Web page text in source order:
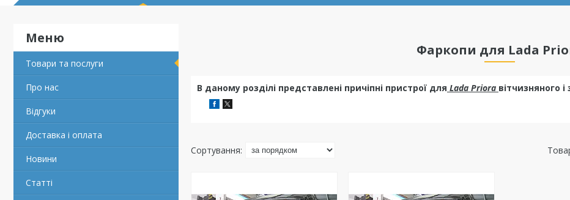
Товари та послуги
Про нас
Відгуки
Доставка і оплата
Новини
Статті
Фаркопи для Lada
В даному розділі представлені причіпні пристрої для Lada Priora вітчизняного